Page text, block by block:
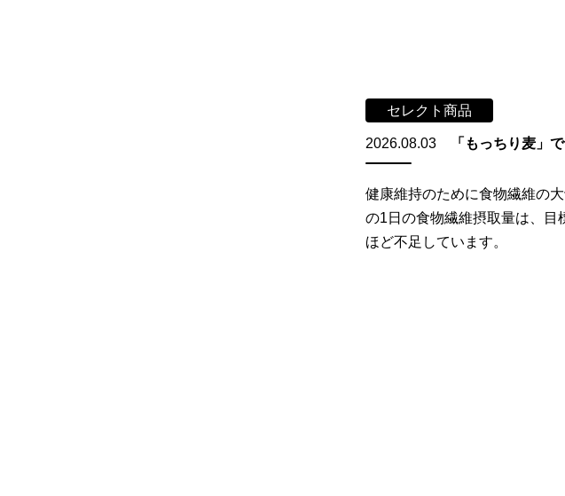
セレクト商品
2026.08.03 「もっちり麦」
健康維持のために食物繊維の
の1日の食物繊維摂取量は、目
ほど不足しています。